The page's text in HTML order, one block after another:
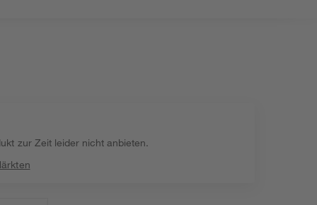
zur Zeit leider nicht anbieten.